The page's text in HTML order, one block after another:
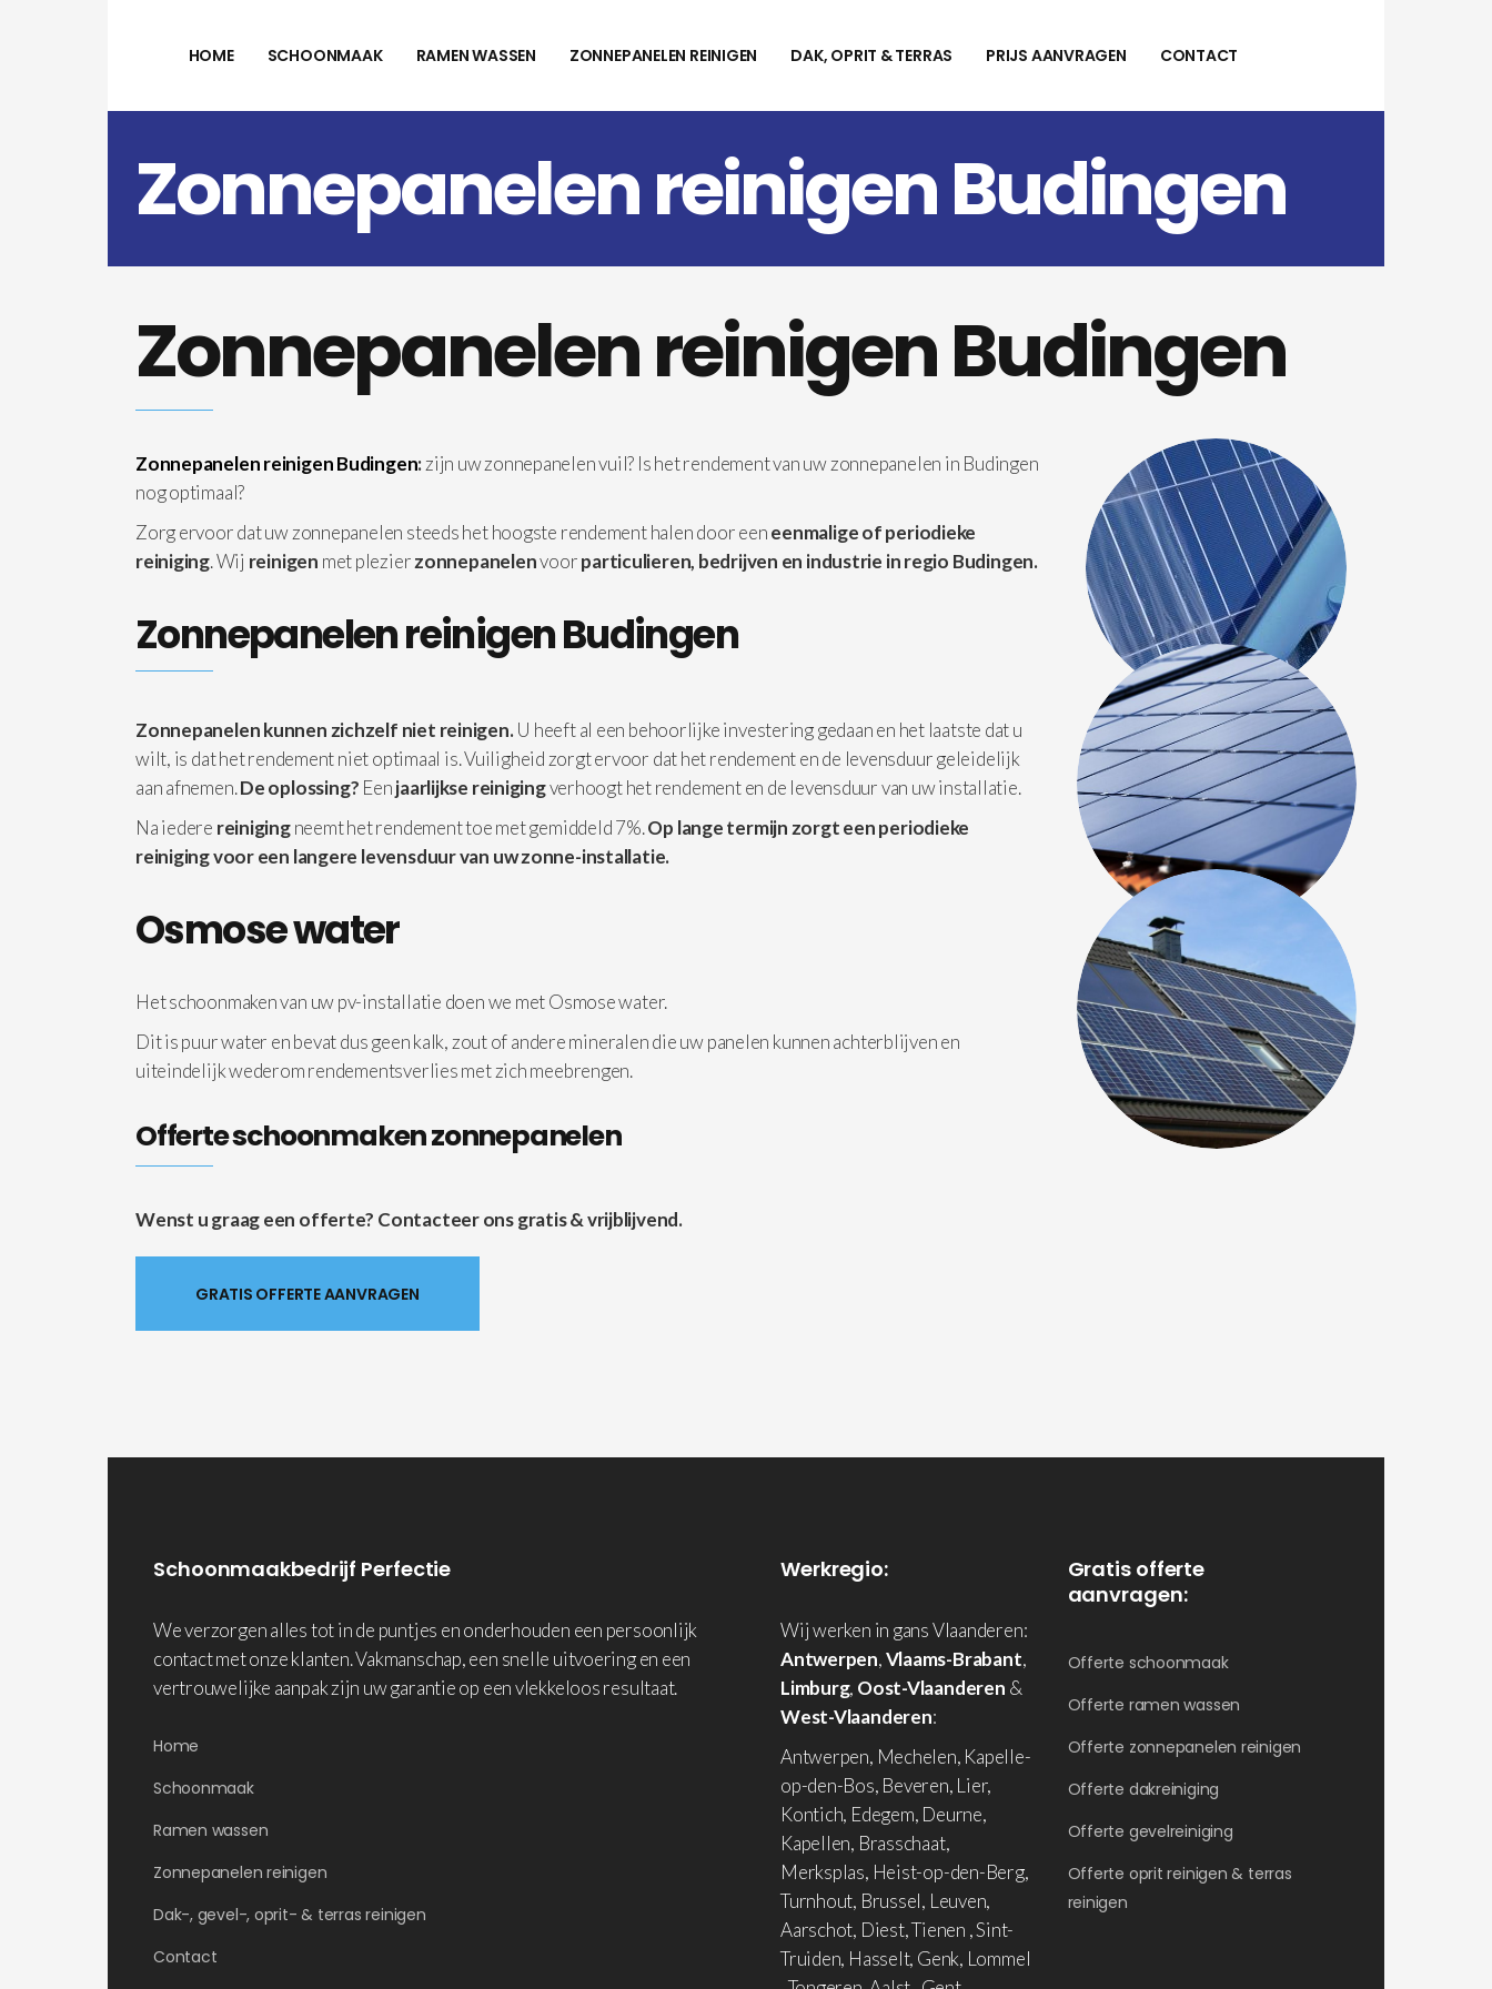
HOME SCHOONMAAK RAMEN WASSEN ZONNEPANELEN REINIGEN DAK, OPRIT & TERRAS PRIJS AANVRAGEN CONTACT
Zonnepanelen reinigen Budingen
Zonnepanelen reinigen Budingen
Zonnepanelen reinigen Budingen:zijn uw zonnepanelen vuil? Is het rendement van uw zonnepanelen in Budingen
nog optimaal?
Zorg ervoor dat uw zonnepanelen steeds het hoogste rendement halen door eeneenmalige of periodieke
reiniging. Wij reinigen met plezierzonnepanelenvoorparticulieren, bedrijven en industrie inregio Budingen.
Zonnepanelen reinigen Budingen
Zonnepanelen kunnen zichzelf niet reinigen.U heeft al een behoorlijke investering gedaan en het laatste dat u
wilt, is dat het rendement niet optimaal is. Vuiligheid zorgt ervoor dat het rendement en de levensduur geleidelijk
aan afnemen.De oplossing? Eenjaarlijkse reinigingverhoogt het rendement en de levensduur van uw installatie.
Na iedere reinigingneemt het rendement toe met gemiddeld 7%.Op lange termijn zorgt een periodieke
reiniging voor een langere levensduur van uw zonne-installatie.
Osmose water
Het schoonmaken van uw pv-installatie doen we met Osmose water.
Dit is puur water en bevat dus geen kalk, zout of andere mineralen die uw panelen kunnen achterblijven en
uiteindelijk wederom rendementsverlies met zich meebrengen.
Offerte schoonmaken zonnepanelen
Wenst u graag een offerte? Contacteer ons gratis & vrijblijvend.
GRATIS OFFERTE AANVRAGEN
Schoonmaakbedrijf Perfectie
We verzorgen alles tot in de puntjes en onderhouden een persoonlijk
contact met onze klanten. Vakmanschap, een snelle uitvoering en een
vertrouwelijke aanpak zijn uw garantie op een vlekkeloos resultaat.
Home
Schoonmaak
Ramen wassen
Zonnepanelen reinigen
Dak-, gevel-, oprit- & terras reinigen
Contact
Werkregio:
Wij werken in gans Vlaanderen:
Antwerpen,Vlaams-Brabant,
Limburg, Oost-Vlaanderen &
West-Vlaanderen:
Antwerpen, Mechelen, Kapelle-
op-den-Bos, Beveren, Lier,
Kontich, Edegem, Deurne,
Kapellen, Brasschaat,
Merksplas, Heist-op-den-Berg,
Turnhout, Brussel, Leuven,
Aarschot, Diest, Tienen , Sint-
Truiden, Hasselt, Genk, Lommel
Gratis offerte
aanvragen:
Offerte schoonmaak
Offerte ramen wassen
Offerte zonnepanelen reinigen
Offerte dakreiniging
Offerte gevelreiniging
Offerte oprit reinigen & terras
reinigen